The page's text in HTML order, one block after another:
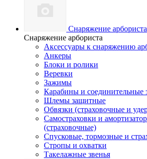
Снаряжение арбориста
Снаряжение арбориста
Аксессуары к снаряжению
Анкеры
Блоки и ролики
Веревки
Зажимы
Карабины и соединительные
Шлемы защитные
Обвязки (страховочные и
Самостраховки и
(страховочные)
Спусковые, тормозные и
Стропы и охватки
Такелажные звенья